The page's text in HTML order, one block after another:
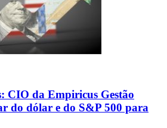
CIO da Empiricus Gestão
do dólar e do S&P 500 para